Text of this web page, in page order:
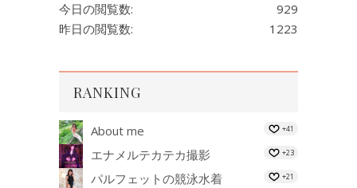
929
今日の閲覧数:
1223
昨日の閲覧数:
RANKING
About me +41
エナメルテカテカ撮影 +23
パルフェットの競泳水着 +21